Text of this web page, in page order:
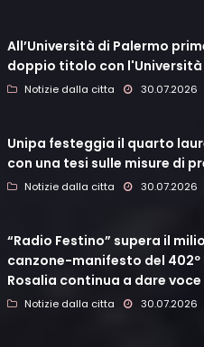
All’Università di Palermo
doppio titolo con
Notizie dalla citta 30.07.2026
Unipa festeggia il quarto
con una tesi sulle misure di
Notizie dalla citta 30.07.2026
“Radio Festino” supera il
canzone-manifesto del 402º
Rosalia continua a dare
Notizie dalla citta 30.07.2026